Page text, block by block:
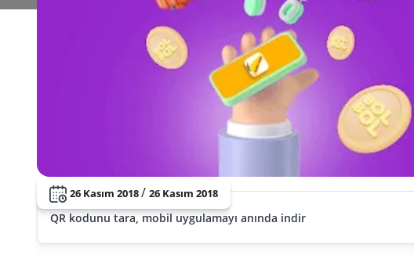
26 Kasım 2018/ 26 Kasım 2018
QR kodunu tara, mobil uygulamayı anında indir